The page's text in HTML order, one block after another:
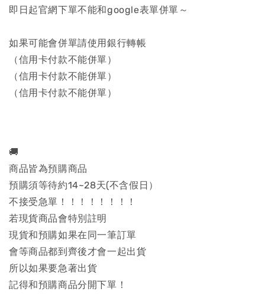
即日起官網下單不能和google表單併單～
如果可能會併單請使用銀行轉帳
（信用卡付款不能併單）
（信用卡付款不能併單）
（信用卡付款不能併單）
🚚
商品皆為預購商品
預購須等待約14~28天(不含假日）
不接受急單！！！！！！！！
若現貨商品會特別註明
現貨和預購如果在同一筆訂單
會等商品都到齊後才會一起出貨
所以如果要急著出貨
記得和預購商品分開下單！